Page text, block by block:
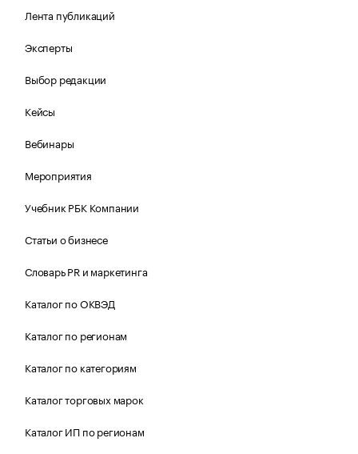
Лента публикаций
Эксперты
Выбор редакции
Кейсы
Вебинары
Мероприятия
Учебник РБК Компании
Статьи о бизнесе
Словарь PR и маркетинга
Каталог по ОКВЭД
Каталог по регионам
Каталог по категориям
Каталог торговых марок
Каталог ИП по регионам